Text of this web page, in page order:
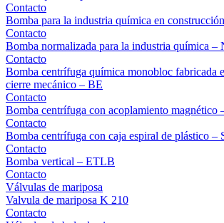
Contacto
Bomba para la industria química en
Contacto
Bomba normalizada para la industria química –
Contacto
Bomba centrífuga química monobloc fabricada
cierre mecánico – BE
Contacto
Bomba centrífuga con acoplamiento magnético
Contacto
Bomba centrífuga con caja espiral de plástico –
Contacto
Bomba vertical – ETLB
Contacto
Válvulas de mariposa
Valvula de mariposa K 210
Contacto